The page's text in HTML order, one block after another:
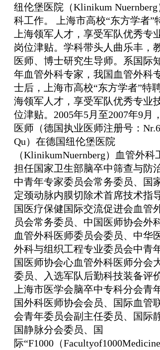
纽伦堡医院（Klinikum
科工作。 上海市高校“东方学者”
上海领军人才，享受军队优秀专
岗位津贴。学科带头人曲乐丰，
医师、博士研究生导师。系国际
年血管外科专家，我国血管外科
士后，上海市高校“东方学者”特
海领军人才，享受军队优秀专业
位津贴。2005年5月至2007年9月
医师（德国执业医师注册号：
Qu）在德国纽伦堡医院
（KlinikumNuernberg）血管外科
担任国家卫生部脑卒中筛查与防
中青年专家委员会常务委员、国
定颈动脉内膜切除术首席技术指
国医疗保健国际交流促进会血管
员会常务委员、中国医师协会外
血管外科医师委员会委员、中华
外科与组织工程专业委员会中青
国医师协会心血管外科医师分会
委员、入选军队后勤科技装备评
上海市医学会脑卒中专科分会青
国外科医师协会会员、国际血管
会青年委员会副主任委员、国际
国静脉分会委员、国
际“F1000（